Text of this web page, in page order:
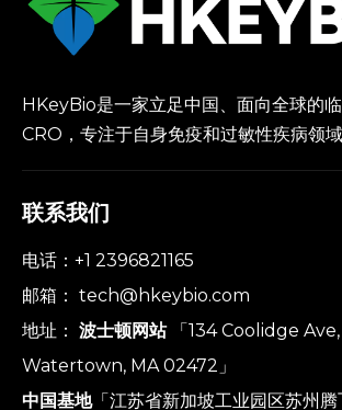
HKeyBio是一家立足中国、面向全球的
CRO，专注于自身免疫和过敏性疾病领域
联系我们
电话：+1 2396821165
邮箱： tech@hkeybio.com
地址： 波士顿网站「134 Coolidge
Watertown, MA 02472」
中国基地「江苏省新加坡工业园区苏州